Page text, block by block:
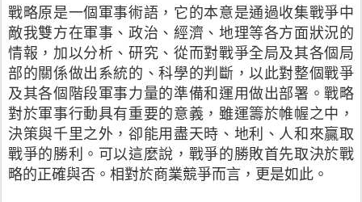
戰略原是一個軍事術語，它的本意是通過收集戰爭中
敵我雙方在軍事、政治、經濟、地理等各方面狀況的
情報，加以分析、研究、從而對戰爭全局及其各個局
部的關係做出系統的、科學的判斷，以此對整個戰爭
及其各個階段軍事力量的準備和運用做出部署。戰略
對於軍事行動具有重要的意義，雖運籌於帷幄之中，
決策與千里之外，卻能用盡天時、地利、人和來贏取
戰爭的勝利。可以這麼說，戰爭的勝敗首先取決於戰
略的正確與否。相對於商業競爭而言，更是如此。